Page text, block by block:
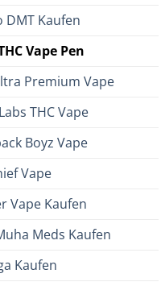
DMT Kaufen
Vape Pen
Premium Vape
THC Vape
Boyz Vape
Vape
Vape Kaufen
Meds Kaufen
Kaufen